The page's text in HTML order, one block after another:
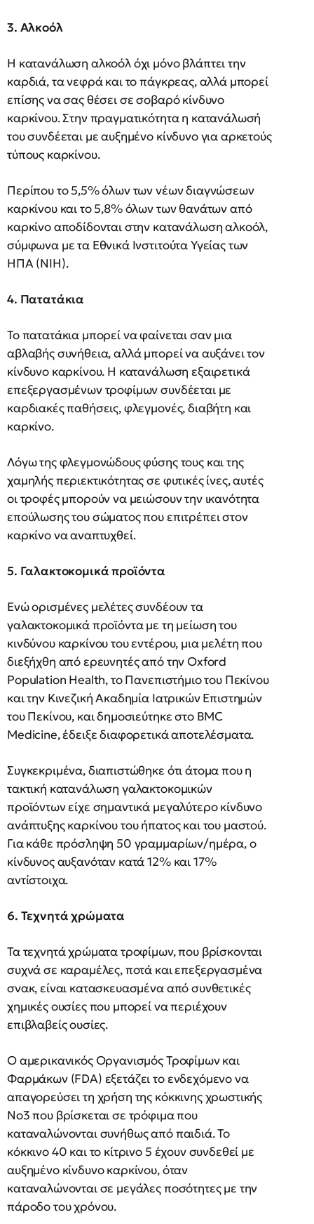
3. Αλκοόλ
Η κατανάλωση αλκοόλ όχι μόνο βλάπτει την
καρδιά, τα νεφρά και το πάγκρεας, αλλά μπορεί
επίσης να σας θέσει σε σοβαρό κίνδυνο
καρκίνου. Στην πραγματικότητα η κατανάλωσή
του συνδέεται με αυξημένο κίνδυνο για αρκετούς
τύπους καρκίνου.
Περίπου το 5,5% όλων των νέων διαγνώσεων
καρκίνου και το 5,8% όλων των θανάτων από
καρκίνο αποδίδονται στην κατανάλωση αλκοόλ,
σύμφωνα με τα Εθνικά Ινστιτούτα Υγείας των
ΗΠΑ (NIH).
4. Πατατάκια
Το πατατάκια μπορεί να φαίνεται σαν μια
αβλαβής συνήθεια, αλλά μπορεί να αυξάνει τον
κίνδυνο καρκίνου. Η κατανάλωση εξαιρετικά
επεξεργασμένων τροφίμων συνδέεται με
καρδιακές παθήσεις, φλεγμονές, διαβήτη και
καρκίνο.
Λόγω της φλεγμονώδους φύσης τους και της
χαμηλής περιεκτικότητας σε φυτικές ίνες, αυτές
οι τροφές μπορούν να μειώσουν την ικανότητα
επούλωσης του σώματος που επιτρέπει στον
καρκίνο να αναπτυχθεί.
5. Γαλακτοκομικά προϊόντα
Ενώ ορισμένες μελέτες συνδέουν τα
γαλακτοκομικά προϊόντα με τη μείωση του
κινδύνου καρκίνου του εντέρου, μια μελέτη που
διεξήχθη από ερευνητές από την Oxford
Population Health, το Πανεπιστήμιο του Πεκίνου
και την Κινεζική Ακαδημία Ιατρικών Επιστημών
του Πεκίνου, και δημοσιεύτηκε στο BMC
Medicine, έδειξε διαφορετικά αποτελέσματα.
Συγκεκριμένα, διαπιστώθηκε ότι άτομα που η
τακτική κατανάλωση γαλακτοκομικών
προϊόντων είχε σημαντικά μεγαλύτερο κίνδυνο
ανάπτυξης καρκίνου του ήπατος και του μαστού.
Για κάθε πρόσληψη 50 γραμμαρίων/ημέρα, ο
κίνδυνος αυξανόταν κατά 12% και 17%
αντίστοιχα.
6. Τεχνητά χρώματα
Τα τεχνητά χρώματα τροφίμων, που βρίσκονται
συχνά σε καραμέλες, ποτά και επεξεργασμένα
σνακ, είναι κατασκευασμένα από συνθετικές
χημικές ουσίες που μπορεί να περιέχουν
επιβλαβείς ουσίες.
Ο αμερικανικός Οργανισμός Τροφίμων και
Φαρμάκων (FDA) εξετάζει το ενδεχόμενο να
απαγορεύσει τη χρήση της κόκκινης χρωστικής
Νο3 που βρίσκεται σε τρόφιμα που
καταναλώνονται συνήθως από παιδιά. Το
κόκκινο 40 και το κίτρινο 5 έχουν συνδεθεί με
αυξημένο κίνδυνο καρκίνου, όταν
καταναλώνονται σε μεγάλες ποσότητες με την
πάροδο του χρόνου.